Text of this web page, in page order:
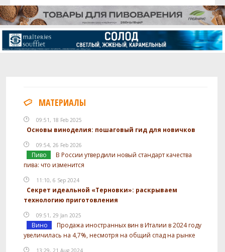
МАТЕРИАЛЫ
09:51, 18 Feb 2025
Основы виноделия: пошаговый гид для новичков
09:54, 26 Feb 2026
Пиво
В России утвердили новый стандарт качества
пива: что изменится
11:10, 6 Sep 2024
Секрет идеальной «Терновки»: раскрываем
технологию приготовления
09:51, 29 Jan 2025
Вино
Продажа иностранных вин в Италии в 2024 году
увеличилась на 4,7%, несмотря на общий спад на рынке
13:29, 21 Aug 2024